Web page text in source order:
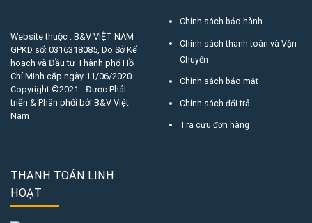
Website thuộc : B&V VIỆT NAM
GPKD số: 0316318085 , Do Sở Kế
hoạch và Đầu tư Thành phố Hồ
Chí Minh cấp ngày 11/06/2020.
Copyright ©2021 - Được Phát
triển & Phân phối bởi B&V Việt
Nam
Chính sách bảo hành
Chính sách thanh toán và Vận
Chuyển
Chính sách bảo mật
Chính sách đổi trả
Tra cứu đơn hàng
THANH TOÁN LINH
HOẠT